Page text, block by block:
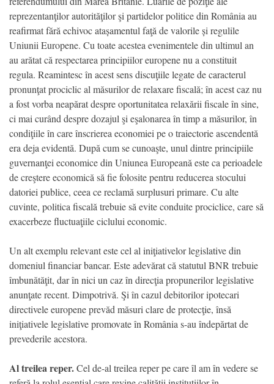
reprezentanţilor autorităţilor şi partidelor politice din România au
reafirmat fără echivoc atașamentul faţă de valorile și regulile
Uniunii Europene. Cu toate acestea evenimentele din ultimul an
au arătat că respectarea principiilor europene nu a constituit
regula. Reamintesc în acest sens discuţiile legate de caracterul
pronunţat prociclic al măsurilor de relaxare fiscală; în acest caz nu
a fost vorba neapărat despre oportunitatea relaxării fiscale în sine,
ci mai curând despre dozajul şi eşalonarea în timp a măsurilor, în
condiţiile în care înscrierea economiei pe o traiectorie ascendentă
era deja evidentă. După cum se cunoaşte, unul dintre principiile
guvernanţei economice din Uniunea Europeană este ca perioadele
de creştere economică să fie folosite pentru reducerea stocului
datoriei publice, ceea ce reclamă surplusuri primare. Cu alte
cuvinte, politica fiscală trebuie să evite conduite prociclice, care să
exacerbeze fluctuaţiile ciclului economic.
Un alt exemplu relevant este cel al iniţiativelor legislative din
domeniul financiar bancar. Este adevărat că statutul BNR trebuie
îmbunătăţit, dar în nici un caz în direcţia propunerilor legislative
anunţate recent. Dimpotrivă. Şi în cazul debitorilor ipotecari
directivele europene prevăd măsuri clare de protecţie, însă
iniţiativele legislative promovate în România s-au îndepărtat de
prevederile acestora.
Al treilea reper.Cel de-al treilea reper pe care îl am în vedere se